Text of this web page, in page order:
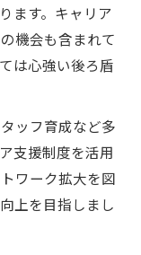
ます。キャリア
機会も含まれて
は心強い後ろ盾
ッフ育成など多
支援制度を活用
ワーク拡大を図
上を目指しまし